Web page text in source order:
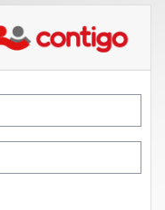
Acceder